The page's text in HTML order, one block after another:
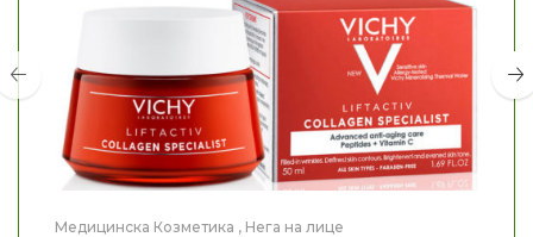
Медицинска Козметика , Нега на лице